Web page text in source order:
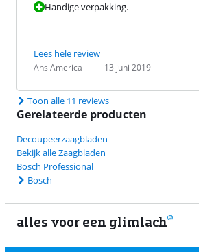
Handige verpakking.
Lees hele review
Beoordeling door:
Ans America
Datum: 13 juni 2019
Toon alle 11 reviews
Gerelateerde producten
Decoupeerzaagbladen
Bekijk alle Zaagbladen
Bosch Professional
Bosch
alles voor een glimlach